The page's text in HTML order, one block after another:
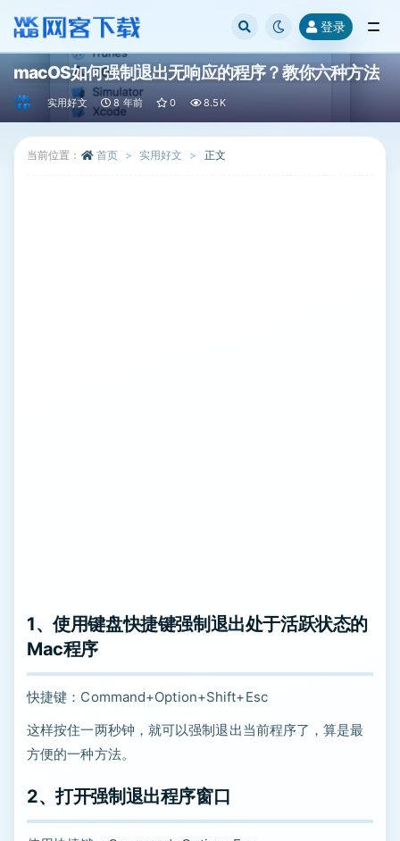
登录
macOS如何强制退出无响应的程序？教你六种方法
实用好文 8 年前 0 8.5K
当前位置： 首页 实用好文 正文
1、使用键盘快捷键强制退出处于活跃状态的
Mac程序
快捷键：Command+Option+Shift+Esc
这样按住一两秒钟，就可以强制退出当前程序了，算是最
方便的一种方法。
2、打开强制退出程序窗口
全部